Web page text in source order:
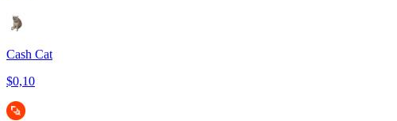
Cash Cat
$0,10